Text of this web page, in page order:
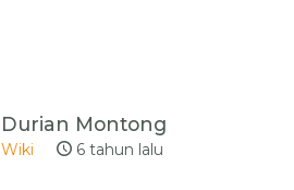
Durian Montong
Wiki 6 tahun lalu